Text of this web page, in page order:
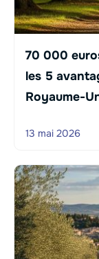
70 000
les 5
Royaume-
13 mai 2026